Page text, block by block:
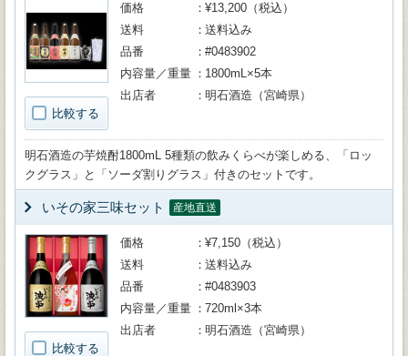
比較する
価格
¥13,200（税込）
送料
送料込み
品番
#0483902
内容量／重量
1800mL×5本
出店者
明石酒造（宮崎県）
明石酒造の芋焼酎1800mL 5種類の飲みくらべが楽しめる、「ロッ
クグラス」と「ソーダ割りグラス」付きのセットです。
いその家三味セット 産地直送
比較する
価格
¥7,150（税込）
送料
送料込み
品番
#0483903
内容量／重量
720ml×3本
出店者
明石酒造（宮崎県）